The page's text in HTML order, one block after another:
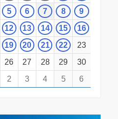
5 6 7 8
9
12 13 14 15
16
19 20 21 22
23
26 27 28 29
30
2 3 4 5 6